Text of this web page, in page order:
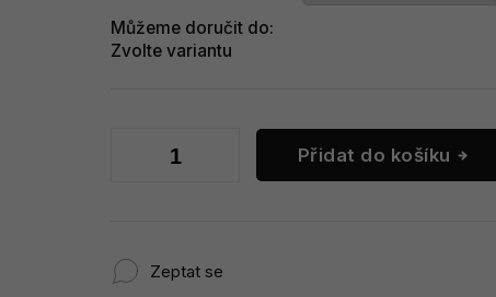
Můžeme doručit do:
Zvolte variantu
Přidat do košíku
Zeptat se